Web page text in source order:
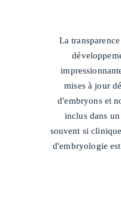
La
mises à jour
d'embryons et
inclus dans
souvent si
d'embryologie